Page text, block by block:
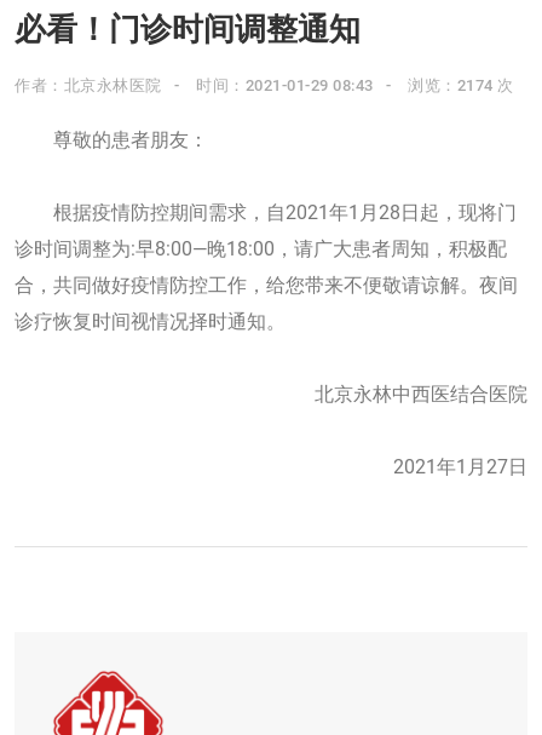
必看！门诊时间调整通知
作者：北京永林医院 时间：2021-01-29 08:43 浏览：2174 次
尊敬的患者朋友：
根据疫情防控期间需求，自2021年1月28日起，现将门
诊时间调整为:早8:00—晚18:00，请广大患者周知，积极配
合，共同做好疫情防控工作，给您带来不便敬请谅解。夜间
诊疗恢复时间视情况择时通知。
北京永林中西医结合医院
2021年1月27日